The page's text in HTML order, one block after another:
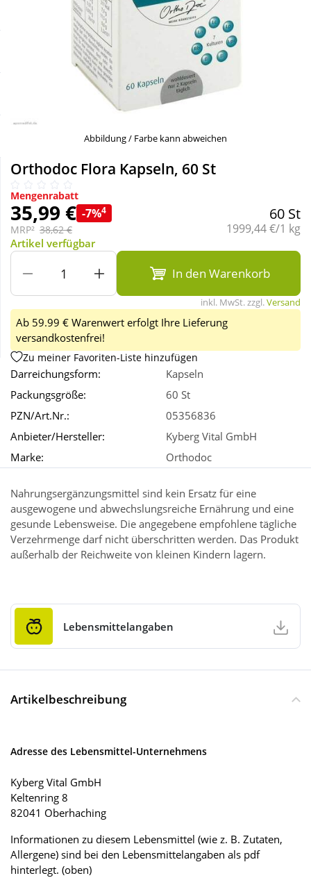
Schnäppchen
Täglich gut versorgt
Körperpflege & Kosmetik
Liebe & Erotik
Nahrungsergänzung
Natur & Homöopathie
Sanitätshaus
Wellness
Abbildung / Farbe kann abweichen
Orthodoc Flora Kapseln, 60 St
Mengenrabatt
35,99 € -7%4
MRP² 38,62 €
60 St
Grundpreis:
1999,44 €/1 kg
Artikel verfügbar
In den Warenkorb
inkl. MwSt. zzgl.Versand
Ab 59.99 € Warenwert erfolgt Ihre Lieferung
versandkostenfrei!
Zu meiner Favoriten-Liste hinzufügen
Darreichungsform:
Kapseln
Packungsgröße:
60 St
PZN/Art.Nr.:
05356836
Anbieter/Hersteller:
Kyberg Vital GmbH
Marke:
Orthodoc
Nahrungsergänzungsmittel sind kein Ersatz für eine
ausgewogene und abwechslungsreiche Ernährung und eine
gesunde Lebensweise. Die angegebene empfohlene tägliche
Verzehrmenge darf nicht überschritten werden. Das Produkt
außerhalb der Reichweite von kleinen Kindern lagern.
Lebensmittelangaben
Artikelbeschreibung
Adresse des Lebensmittel-Unternehmens
Kyberg Vital GmbH
Keltenring 8
82041 Oberhaching
Informationen zu diesem Lebensmittel (wie z. B. Zutaten,
Allergene) sind bei den Lebensmittelangaben als pdf
hinterlegt. (oben)